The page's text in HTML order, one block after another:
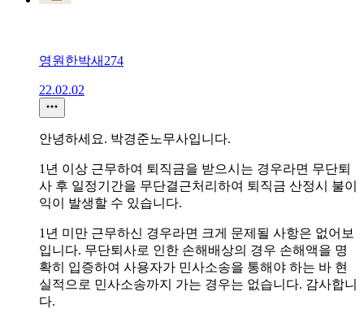
영원한박새274
22.02.02
안녕하세요. 박경준노무사입니다.
1년 이상 근무하여 퇴직금을 받으시는 경우라면 무단퇴
사 후 일정기간을 무단결근처리하여 퇴직금 산정시 불이
익이 발생할 수 있습니다.
1년 미만 근무하신 경우라면 크게 문제될 사항은 없어보
입니다. 무단퇴사로 인한 손해배상의 경우 손해액을 명
확히 입증하여 사용자가 민사소송을 통해야 하는 바 현
실적으로 민사소송까지 가는 경우는 없습니다. 감사합니
다.